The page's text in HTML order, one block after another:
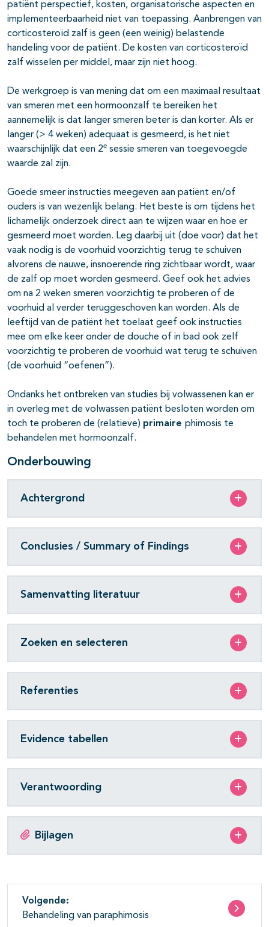
patiënt perspectief, kosten, organisatorische aspecten en
implementeerbaarheid niet van toepassing. Aanbrengen van
corticosteroïd zalf is geen (een weinig) belastende
handeling voor de patiënt. De kosten van corticosteroïd
zalf wisselen per middel, maar zijn niet hoog.
De werkgroep is van mening dat om een maximaal resultaat
van smeren met een hormoonzalf te bereiken het
aannemelijk is dat langer smeren beter is dan korter. Als er
langer (> 4 weken) adequaat is gesmeerd, is het niet
waarschijnlijk dat een 2e sessie smeren van toegevoegde
waarde zal zijn.
Goede smeer instructies meegeven aan patiënt en/of
ouders is van wezenlijk belang. Het beste is om tijdens het
lichamelijk onderzoek direct aan te wijzen waar en hoe er
gesmeerd moet worden. Leg daarbij uit (doe voor) dat het
vaak nodig is de voorhuid voorzichtig terug te schuiven
alvorens de nauwe, insnoerende ring zichtbaar wordt, waar
de zalf op moet worden gesmeerd. Geef ook het advies
om na 2 weken smeren voorzichtig te proberen of de
voorhuid al verder teruggeschoven kan worden. Als de
leeftijd van de patiënt het toelaat geef ook instructies
mee om elke keer onder de douche of in bad ook zelf
voorzichtig te proberen de voorhuid wat terug te schuiven
(de voorhuid “oefenen”).
Ondanks het ontbreken van studies bij volwassenen kan er
in overleg met de volwassen patiënt besloten worden om
toch te proberen de (relatieve) primaire phimosis te
behandelen met hormoonzalf.
Onderbouwing
Achtergrond
Conclusies / Summary of Findings
Samenvatting literatuur
Zoeken en selecteren
Referenties
Evidence tabellen
Verantwoording
Bijlagen
Volgende:
Behandeling van paraphimosis